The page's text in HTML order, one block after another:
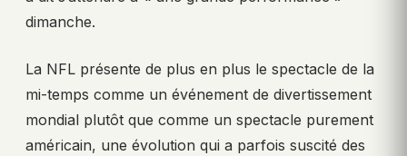
dimanche.
La NFL présente de plus en plus le spectacle de la
mi-temps comme un événement de divertissement
mondial plutôt que comme un spectacle purement
américain, une évolution qui a parfois suscité des